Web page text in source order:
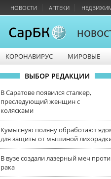
НОВОСТИ АПТЕКИ
КОРОНАВИРУС МИРОВЫЕ
ВЫБОР РЕДАКЦИИ
В Саратове появился сталкер,
преследующий женщин с
колясками
Кумысную поляну обработают
для защиты от мышиной
В вузе создали лазерный меч
рака